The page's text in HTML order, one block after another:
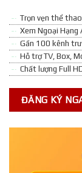
Trọn vẹn thể
Xem Ngoại
Gần 100 kênh
Hỗ trợ TV, Box,
Chất lượng Full
ĐĂNG KÝ